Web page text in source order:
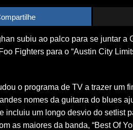
subiu ao palco para se juntar a
Fighters para o “Austin City
o programa de TV a trazer um
nomes da guitarra do blues
incluiu um longo desvio do setlist
as maiores da banda, “Best Of